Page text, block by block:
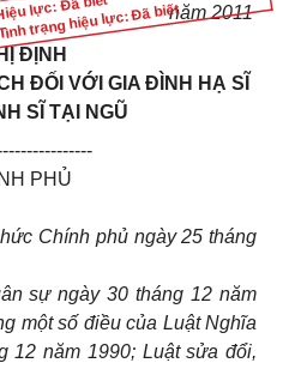
lực: Đã biết
trạng hiệu lực: Đã biếtnăm 2011
ĐỊNH
ĐỐI VỚI GIA ĐÌNH HẠ SĨ
SĨ TẠI NGŨ
PHỦ
phủ ngày 25 tháng
sự ngày 30 tháng 12 năm
một số điều của Luật Nghĩa
12 năm 1990; Luật sửa đổi,